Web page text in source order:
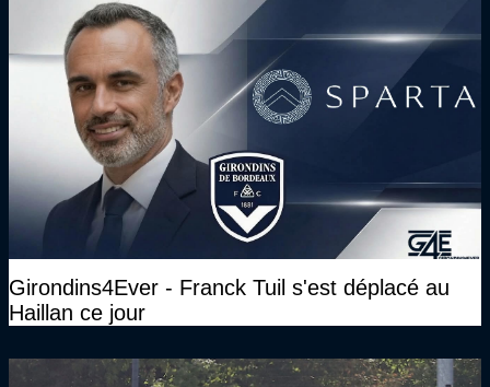
Girondins4Ever - Franck Tuil s'est déplacé au
Haillan ce jour